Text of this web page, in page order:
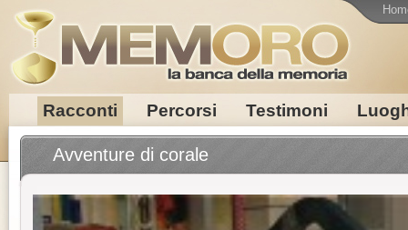
Racconti Percorsi Testimoni
Avventure di corale